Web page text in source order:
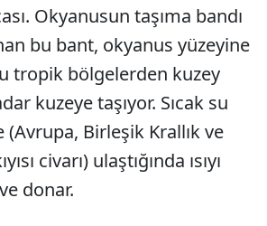
Okyanusun taşıma bandı
bu bant, okyanus yüzeyine
tropik bölgelerden kuzey
kuzeye taşıyor. Sıcak su
(Avrupa, Birleşik Krallık ve
civarı) ulaştığında ısıyı
donar.